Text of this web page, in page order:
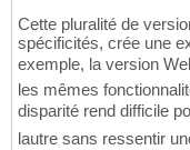
Cette pluralité de
spécificités, crée une
exemple, la version
les mêmes
disparité rend difficile
lautre sans ressentir